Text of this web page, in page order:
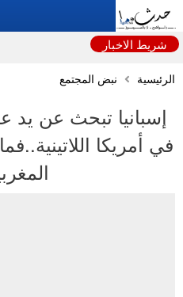
شريط الاخبار
الرئيسية نبض المجتمع
إسبانيا تبحث عن يد
في أمريكا